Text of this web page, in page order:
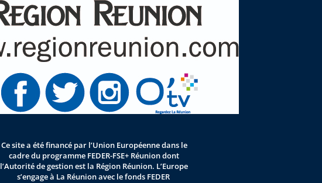
Ce site a été financé par l’Union Européenne dans le
cadre du programme FEDER-FSE+ Réunion dont
l’Autorité de gestion est la Région Réunion. L’Europe
s’engage à La Réunion avec le fonds FEDER